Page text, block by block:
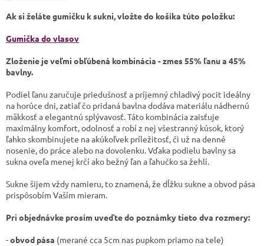
Ak si želáte gumičku k sukni, vložte do košíka túto položku:
Gumička do vlasov
Zloženie je veľmi obľúbená kombinácia -zmes 55% ľanu a 45%
bavlny.
Podiel ľanu zaručuje priedušnosť a príjemný chladivý pocit ideálny
na horúce dni, zatiaľ čo pridaná bavlna dodáva materiálu nádhernú
mäkkosť a elegantnú splývavosť. Táto kombinácia zaisťuje
maximálny komfort, odolnosť a robí z nej všestranný kúsok, ktorý
ľahko skombinujete na akúkoľvek príležitosť, či už na denné
nosenie, do práce alebo na dovolenku. Vďaka podielu bavlny sa
sukna oveľa menej krčí ako bežný ľan a ľahučko sa žehlí.
Sukne šijem vždy namieru, to znamená, že dĺžku sukne a obvod pása
prispôsobím Vaším mieram.
Pri objednávke prosím uveďte do poznámky tieto dva rozmery:
-obvod pása (merané cca 5cm nas pupkom priamo na tele)